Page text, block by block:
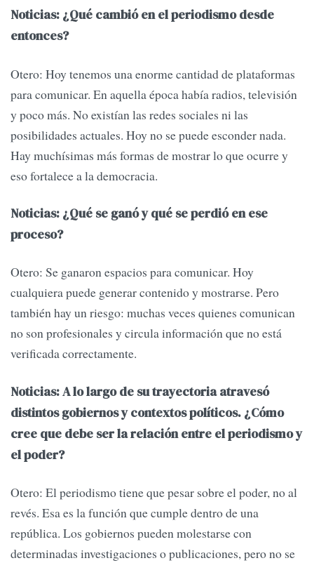
Noticias: ¿Qué cambió en el periodismo desde
entonces?
Otero: Hoy tenemos una enorme cantidad de plataformas
para comunicar. En aquella época había radios, televisión
y poco más. No existían las redes sociales ni las
posibilidades actuales. Hoy no se puede esconder nada.
Hay muchísimas más formas de mostrar lo que ocurre y
eso fortalece a la democracia.
Noticias: ¿Qué se ganó y qué se perdió en ese
proceso?
Otero: Se ganaron espacios para comunicar. Hoy
cualquiera puede generar contenido y mostrarse. Pero
también hay un riesgo: muchas veces quienes comunican
no son profesionales y circula información que no está
verificada correctamente.
Noticias: A lo largo de su trayectoria atravesó
distintos gobiernos y contextos políticos. ¿Cómo
cree que debe ser la relación entre el periodismo y
el poder?
Otero: El periodismo tiene que pesar sobre el poder, no al
revés. Esa es la función que cumple dentro de una
república. Los gobiernos pueden molestarse con
determinadas investigaciones o publicaciones, pero no se